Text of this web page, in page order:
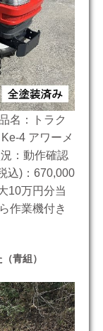
名：トラク
4 アワーメ
：動作確認
込)：670,000
10万円分当
作業機付き
青組）